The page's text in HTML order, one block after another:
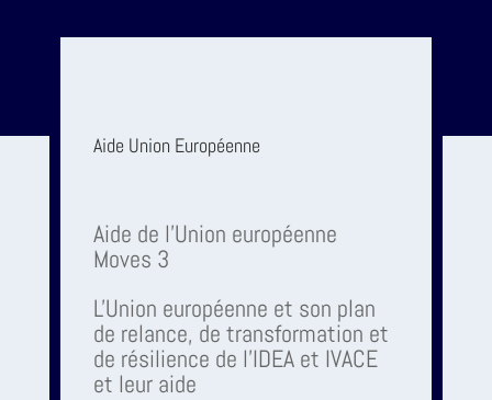
Aide Union Européenne
Aide de l'Union européenne
Moves 3
L'Union européenne et son plan
de relance, de transformation et
de résilience de l'IDEA et IVACE
et leur aide